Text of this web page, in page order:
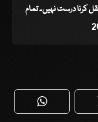
کرنا درست نہیں۔ تمام
WhatsApp